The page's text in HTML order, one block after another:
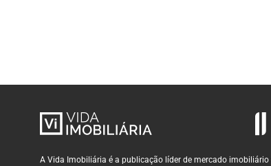
A Vida Imobiliária é a publicação líder de mercado